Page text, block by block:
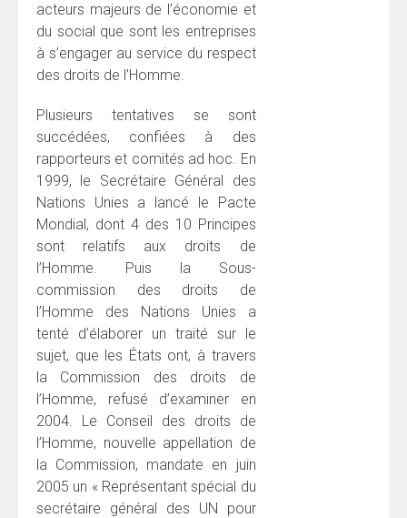
acteurs majeurs de l’économie et
du social que sont les entreprises
à s’engager au service du respect
des droits de l’Homme.
Plusieurs tentatives se sont
succédées, confiées à des
rapporteurs et comités ad hoc. En
1999, le Secrétaire Général des
Nations Unies a lancé le Pacte
Mondial, dont 4 des 10 Principes
sont relatifs aux droits de
l’Homme. Puis la Sous-
commission des droits de
l’Homme des Nations Unies a
tenté d’élaborer un traité sur le
sujet, que les États ont, à travers
la Commission des droits de
l’Homme, refusé d’examiner en
2004. Le Conseil des droits de
l’Homme, nouvelle appellation de
la Commission, mandate en juin
2005 un « Représentant spécial du
secrétaire général des UN pour